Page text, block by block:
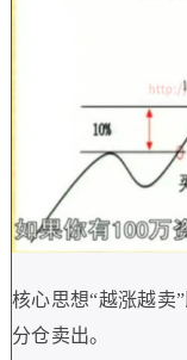
核心思想“越涨越卖”
分仓卖出。